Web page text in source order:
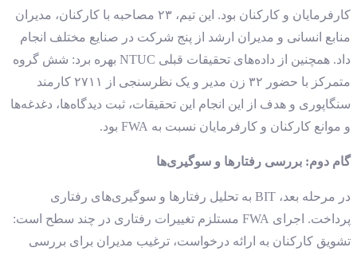
کارفرمایان و کارکنان بود. این تیم، ۲۳ مصاحبه با کارکنان، مدیران
منابع انسانی و مدیران ارشد از پنج شرکت در صنایع مختلف انجام
داد. همچنین از داده‌های تحقیقات قبلی NTUC بهره برد: شش گروه
متمرکز با حضور ۳۲ زن مدیر و یک نظرسنجی از ۲۷۱۱ کارمند
سنگاپوری و هدف از این انجام این تحقیقات، ثبت دیدگاه‌ها، دغدغه‌ها
و موانع کارکنان و کارفرمایان نسبت به FWA بود.
گام دوم: بررسی رفتارها و سوگیری‌ها
در مرحله بعد، BIT به تحلیل رفتارها و سوگیری‌های رفتاری
پرداخت. اجرای FWA مستلزم تغییرات رفتاری در چند سطح است:
تشویق کارکنان به ارائه درخواست، ترغیب مدیران برای بررسی